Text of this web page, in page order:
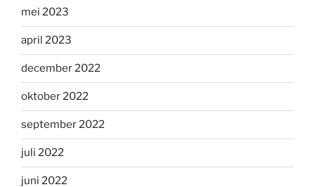
mei 2023
april 2023
december 2022
oktober 2022
september 2022
juli 2022
juni 2022